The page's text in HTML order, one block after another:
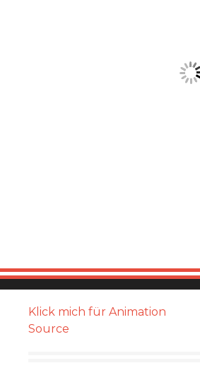
Klick mich für Animation
Source